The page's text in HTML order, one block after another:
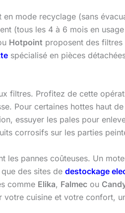
mode recyclage (sans
(tous les 4 à 6 mois en
Hotpoint proposent des
spécialisé en pièces
filtres. Profitez de cette
Pour certaines hottes haut
essuyer les pales pour
corrosifs sur les parties
les pannes coûteuses. Un
des sites de destockage
comme Elika, Falmec ou
votre cuisine et votre confort,